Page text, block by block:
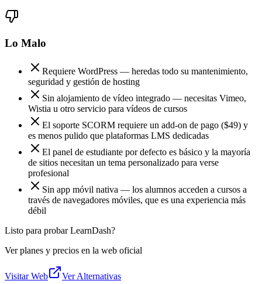
Lo Malo
Requiere WordPress — heredas todo su mantenimiento,
seguridad y gestión de hosting
Sin alojamiento de vídeo integrado — necesitas Vimeo,
Wistia u otro servicio para vídeos de cursos
El soporte SCORM requiere un add-on de pago ($49) y
es menos pulido que plataformas LMS dedicadas
El panel de estudiante por defecto es básico y la mayoría
de sitios necesitan un tema personalizado para verse
profesional
Sin app móvil nativa — los alumnos acceden a cursos a
través de navegadores móviles, que es una experiencia más
débil
Listo para probar LearnDash?
Ver planes y precios en la web oficial
Visitar Web Ver Alternativas